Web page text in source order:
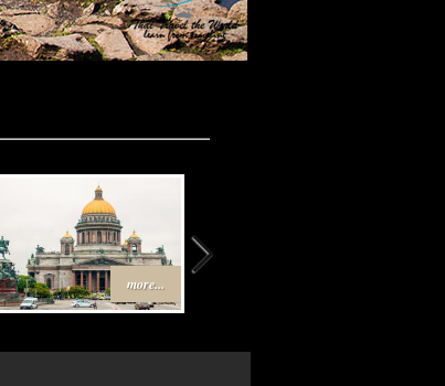
more...